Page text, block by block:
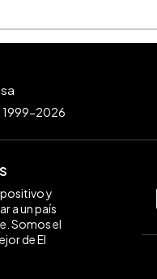
1999-2026
y
a un país
Somos el
de El